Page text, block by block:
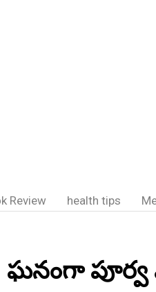
Review health tips
ఘనంగా పూర్వ